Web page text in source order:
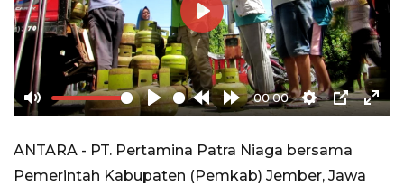
Mute Play
Rewind
10s
Forward
10s
00:00
Settings
PIP
Play
ANTARA - PT. Pertamina Patra Niaga bersama
Pemerintah Kabupaten (Pemkab) Jember, Jawa